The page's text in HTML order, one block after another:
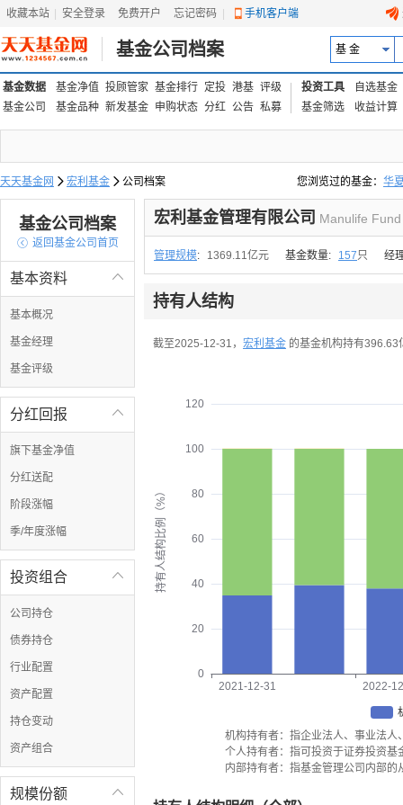
收藏本站 安全登录 免费开户 忘记密码 手机客户端
基金公司档案 基 金
基金数据 基金净值 投顾管家 基金排行 定投 港基 评级
基金公司
基金品种 新发基金 申购状态 分红 公告 私募
投资工具
自选基金
基金筛选
收益计算
天天基金网  宏利基金  公司档案 您浏览过的基金： 华
易方达上证中盘ETF联
基金公司档案
 返回基金公司首页

基本资料
基本概况
基金经理
基金评级

分红回报
旗下基金净值
分红送配
阶段涨幅
季/年度涨幅

投资组合
公司持仓
债券持仓
行业配置
资产配置
持仓变动
资产组合

规模份额
宏利基金管理有限公司 Manulife
管理规模: 1369.11亿元 基金数量: 157只 经
持有人结构
截至2025-12-31， 宏利基金 的基金机构持有
持有人结构比例（%）
0
20
40
60
80
100
120
2021-12-31 2022-
机构持有者：指企业法人、事业法
个人持有者：指可投资于证券投资
内部持有者：指基金管理公司内部